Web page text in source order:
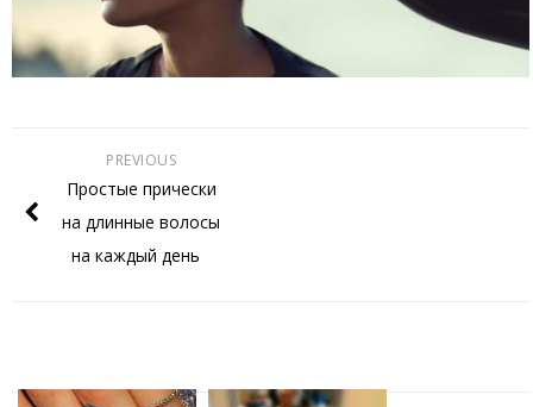
PREVIOUS
Простые прически
на длинные волосы
на каждый день